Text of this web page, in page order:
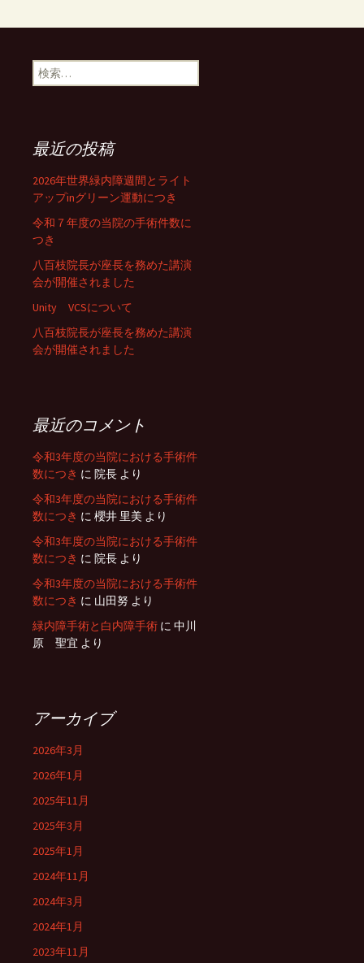
検
索:
最近の投稿
2026年世界緑内障週間とライト
アップinグリーン運動につき
令和７年度の当院の手術件数に
つき
八百枝院長が座長を務めた講演
会が開催されました
Unity VCSについて
八百枝院長が座長を務めた講演
会が開催されました
最近のコメント
令和3年度の当院における手術件
数につき に 院長 より
令和3年度の当院における手術件
数につき に 櫻井 里美 より
令和3年度の当院における手術件
数につき に 院長 より
令和3年度の当院における手術件
数につき に 山田努 より
緑内障手術と白内障手術 に 中川
原 聖宜 より
アーカイブ
2026年3月
2026年1月
2025年11月
2025年3月
2025年1月
2024年11月
2024年3月
2024年1月
2023年11月